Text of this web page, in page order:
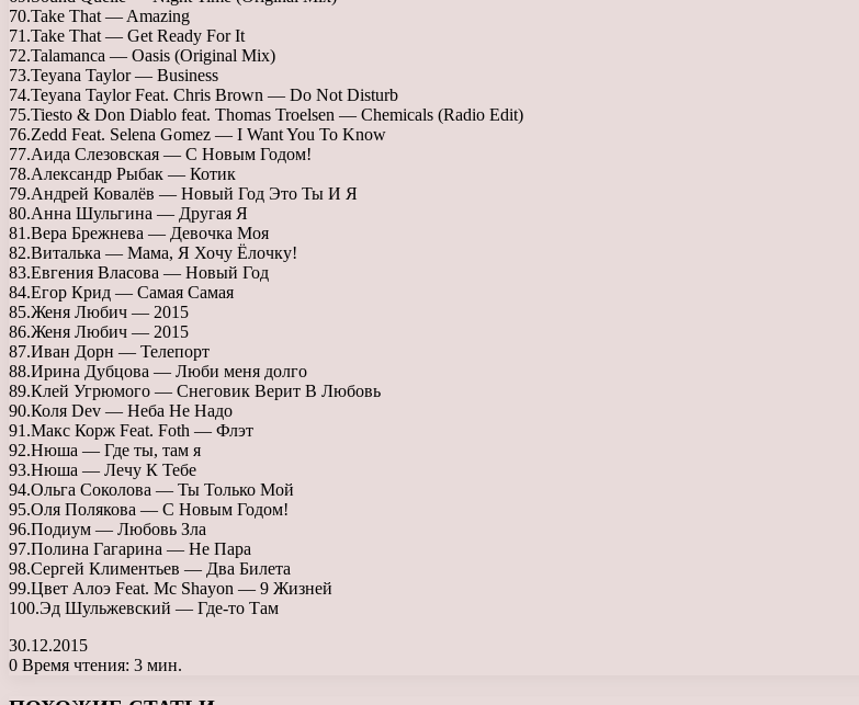
70.Take That — Amazing
71.Take That — Get Ready For It
72.Talamanca — Oasis (Original Mix)
73.Teyana Taylor — Business
74.Teyana Taylor Feat. Chris Brown — Do Not Disturb
75.Tiesto & Don Diablo feat. Thomas Troelsen — Chemicals (Radio Edit)
76.Zedd Feat. Selena Gomez — I Want You To Know
77.Аида Слезовская — С Новым Годом!
78.Александр Рыбак — Котик
79.Андрей Ковалёв — Новый Год Это Ты И Я
80.Анна Шульгина — Другая Я
81.Вера Брежнева — Девочка Моя
82.Виталька — Мама, Я Хочу Ёлочку!
83.Евгения Власова — Новый Год
84.Егор Крид — Самая Самая
85.Женя Любич — 2015
86.Женя Любич — 2015
87.Иван Дорн — Телепорт
88.Ирина Дубцова — Люби меня долго
89.Клей Угрюмого — Снеговик Верит В Любовь
90.Коля Dev — Неба Не Надо
91.Макс Корж Feat. Foth — Флэт
92.Нюша — Где ты, там я
93.Нюша — Лечу К Тебе
94.Ольга Соколова — Ты Только Мой
95.Оля Полякова — С Новым Годом!
96.Подиум — Любовь Зла
97.Полина Гагарина — Не Пара
98.Сергей Климентьев — Два Билета
99.Цвет Алоэ Feat. Mc Shayon — 9 Жизней
100.Эд Шульжевский — Где-то Там
30.12.2015
0 Время чтения: 3 мин.